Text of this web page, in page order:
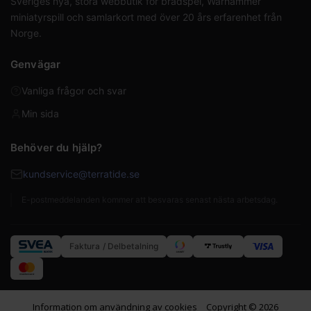
miniatyrspill och samlarkort med över 20 års erfarenhet från
Norge.
Genvägar
Vanliga frågor och svar
Min sida
Behöver du hjälp?
kundservice@terratide.se
Faktura / Delbetalning
Information om användning av cookies Copyright © 2026